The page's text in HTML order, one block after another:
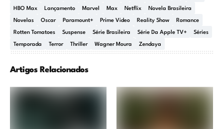
HBO Max Lançamento Marvel Max Netflix Novela Brasileira
Novelas Oscar Paramount+ Prime Video Reality Show Romance
Rotten Tomatoes Suspense Série Brasileira Série Da Apple TV+ Séries
Temporada Terror Thriller Wagner Moura Zendaya
Artigos Relacionados